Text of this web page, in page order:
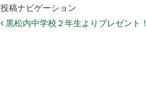
投稿ナビゲーション
黒松内中学校２年生よりプレゼント！